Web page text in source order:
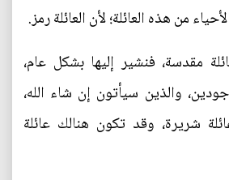
من هذه العائلة؛ لأن العائلة رمز.
مقدسة، فنشير إليها بشكل عام،
والذين سيأتون إن شاء الله،
شريرة، وقد تكون هنالك عائلة